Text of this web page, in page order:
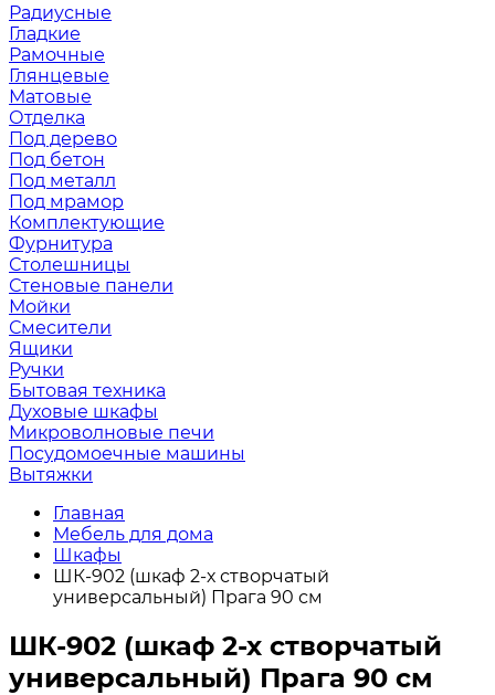
Радиусные
Гладкие
Рамочные
Глянцевые
Матовые
Отделка
Под дерево
Под бетон
Под металл
Под мрамор
Комплектующие
Фурнитура
Столешницы
Стеновые панели
Мойки
Смесители
Ящики
Ручки
Бытовая техника
Духовые шкафы
Микроволновые печи
Посудомоечные машины
Вытяжки
Главная
Мебель для дома
Шкафы
ШК-902 (шкаф 2-х створчатый
универсальный) Прага 90 см
ШК-902 (шкаф 2-х створчатый
универсальный) Прага 90 см